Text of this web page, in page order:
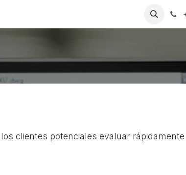
Politica de privacidad Blog
clientes potenciales evaluar